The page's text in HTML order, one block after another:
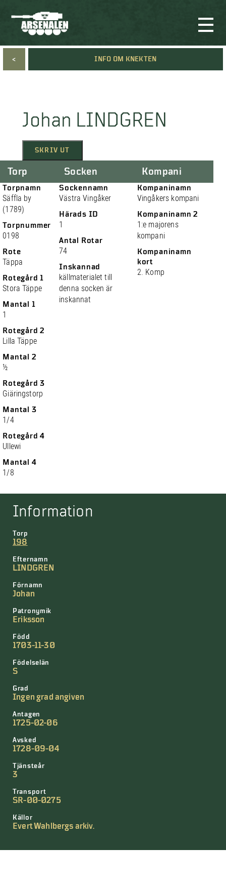
< INFO OM KNEKTEN
Johan LINDGREN
SKRIV UT
Torp
Torpnamn
Säffla by
(1789)
Torpnummer
0198
Rote
Täppa
Rotegård 1
Stora Täppe
Mantal 1
1
Rotegård 2
Lilla Täppe
Mantal 2
½
Rotegård 3
Giäringstorp
Mantal 3
1/4
Rotegård 4
Ullewi
Mantal 4
1/8
Socken
Sockennamn
Västra Vingåker
Härads ID
1
Antal Rotar
74
Inskannad
källmaterialet till
denna socken är
inskannat
Kompani
Kompaninamn
Vingåkers kompani
Kompaninamn 2
1:e majorens
kompani
Kompaninamn
kort
2. Komp
Information
Torp
198
Efternamn
LINDGREN
Förnamn
Johan
Patronymik
Eriksson
Född
1703-11-30
Födelselän
S
Grad
Ingen grad angiven
Antagen
1725-02-06
Avsked
1728-09-04
Tjänsteår
3
Transport
SR-00-0275
Källor
Evert Wahlbergs arkiv.